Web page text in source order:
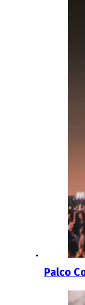
Palco